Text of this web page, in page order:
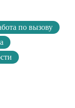
по вызову